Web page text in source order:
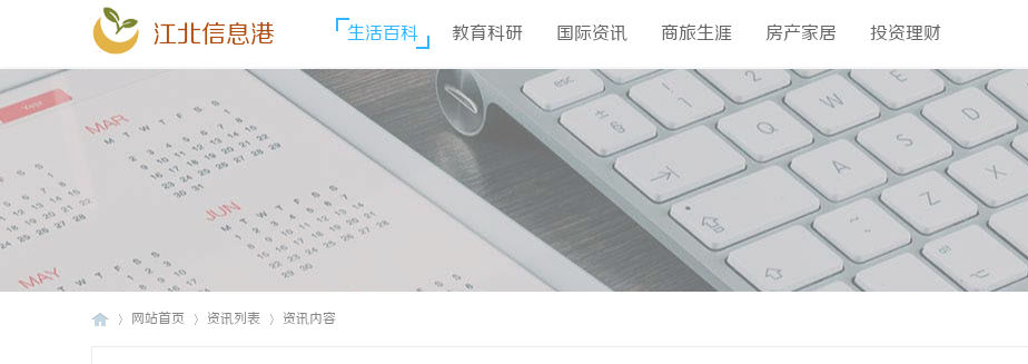
江北信息港 生活百科 教育科研 国际资讯 商旅生涯 房产家居 投资理财
网站首页 资讯列表 资讯内容